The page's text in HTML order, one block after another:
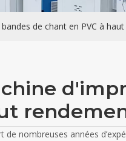
de chant en PVC à
de nombreuses années